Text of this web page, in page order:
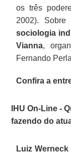
os três
2002).
sociologia
Vianna,
Fernando
Confira a
IHU On-Line -
fazendo do
Luiz Werneck